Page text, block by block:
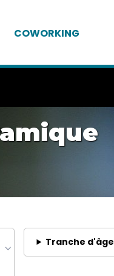
COWORKING
Tranche d'âge